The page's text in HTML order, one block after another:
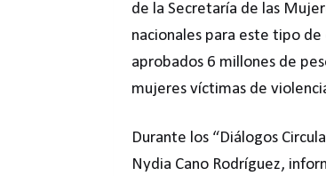
de la Secretaría de las
nacionales para este tipo
aprobados 6 millones de
mujeres víctimas de
Durante los “Diálogos
Nydia Cano Rodríguez,